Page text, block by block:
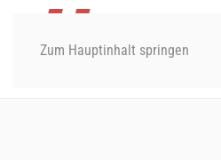
Zum Hauptinhalt springen